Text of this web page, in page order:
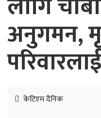
अनुगमन,
केटिएम दैनिक